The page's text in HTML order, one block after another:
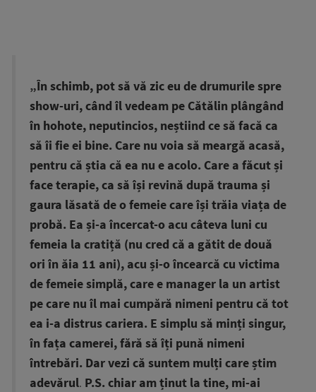
„În schimb, pot să vă zic eu de drumurile spre
show-uri, când îl vedeam pe Cătălin plângând
în hohote, neputincios, neștiind ce să facă ca
să îi fie ei bine. Care nu voia să meargă acasă,
pentru că știa că ea nu e acolo. Care a făcut și
face terapie, ca să își revină după trauma și
gaura lăsată de o femeie care își trăia viața de
probă. Ea și-a încercat-o acu câteva luni cu
femeia la cratiță (nu cred că a gătit de două
ori în ăia 11 ani), acu și-o încearcă cu victima
de femeie simplă, care e manager la un artist
pe care nu îl mai cumpără nimeni pentru că tot
ea i-a distrus cariera. E simplu să minți singur,
în fața camerei, fără să îți pună nimeni
întrebări. Dar vezi că suntem mulți care știm
adevărul. P.S. chiar am ținut la tine, mi-ai